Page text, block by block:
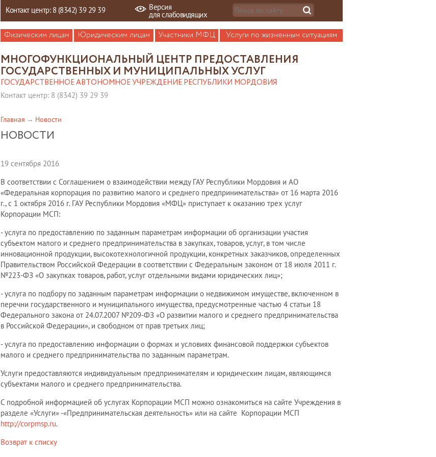
Контакт центр: 8 (8342) 39 29 39 Версия
для слабовидящих
Физическим лицам Юридическим лицам Участники МФЦ Услуги по жизненным ситуациям
МНОГОФУНКЦИОНАЛЬНЫЙ ЦЕНТР ПРЕДОСТАВЛЕНИЯ
ГОСУДАРСТВЕННЫХ И МУНИЦИПАЛЬНЫХ УСЛУГ
ГОСУДАРСТВЕННОЕ АВТОНОМНОЕ УЧРЕЖДЕНИЕ РЕСПУБЛИКИ МОРДОВИЯ
Контакт центр: 8 (8342) 39 29 39
Главная Новости
НОВОСТИ
19 сентября 2016
В соответствии с Соглашением о взаимодействии между ГАУ Республики Мордовия и АО
«Федеральная корпорация по развитию малого и среднего предпринимательства» от 16 марта 2016
г., с 1 октября 2016 г. ГАУ Республики Мордовия «МФЦ» приступает к оказанию трех услуг
Корпорации МСП:
- услуга по предоставлению по заданным параметрам информации об организации участия
субъектом малого и среднего предпринимательства в закупках, товаров, услуг, в том числе
инновационной продукции, высокотехнологичной продукции, конкретных заказчиков, определенных
Правительством Российской Федерации в соответствии с Федеральным законом от 18 июля 2011 г.
№223-ФЗ «О закупках товаров, работ, услуг отдельными видами юридических лиц»;
- услуга по подбору по заданным параметрам информации о недвижимом имуществе, включенном в
перечни государственного и муниципального имущества, предусмотренные частью 4 статьи 18
Федерального закона от 24.07.2007 №209-ФЗ «О развитии малого и среднего предпринимательства
в Российской Федерации», и свободном от прав третьих лиц;
- услуга по предоставлению информации о формах и условиях финансовой поддержки субъектов
малого и среднего предпринимательства по заданным параметрам.
Услуги предоставляются индивидуальным предпринимателям и юридическим лицам, являющимся
субъектами малого и среднего предпринимательства.
С подробной информацией об услугах Корпорации МСП можно ознакомиться на сайте Учреждения в
разделе «Услуги» -«Предпринимательская деятельность» или на сайте Корпорации МСП
http://corpmsp.ru.
Возврат к списку